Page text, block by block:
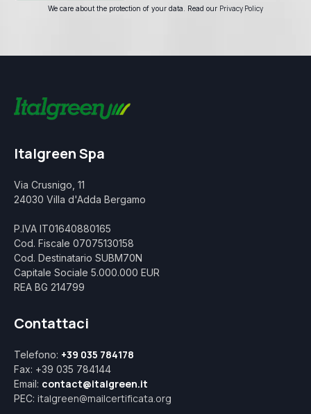
We care about the protection of your data. Read our Privacy Policy
Italgreen Spa
Via Crusnigo, 11
24030 Villa d'Adda Bergamo
P.IVA IT01640880165
Cod. Fiscale 07075130158
Cod. Destinatario SUBM70N
Capitale Sociale 5.000.000 EUR
REA BG 214799
Contattaci
Telefono: +39 035 784178
Fax: +39 035 784144
Email: contact@italgreen.it
PEC: italgreen@mailcertificata.org